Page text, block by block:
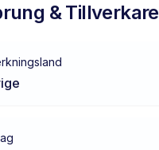
& Tillverkare